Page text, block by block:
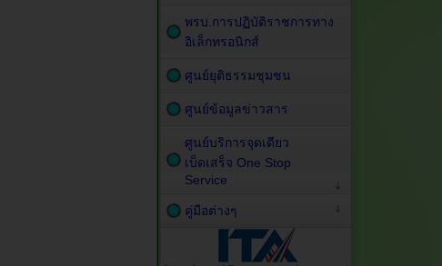
พรบ.การปฏิบัติราชการทาง
อิเล็กทรอนิกส์
ศูนย์ยุติธรรมชุมชน
ศูนย์ข้อมูลข่าวสาร
ศูนย์บริการจุดเดียว
เบ็ดเสร็จ One Stop
Service
คู่มือต่างๆ